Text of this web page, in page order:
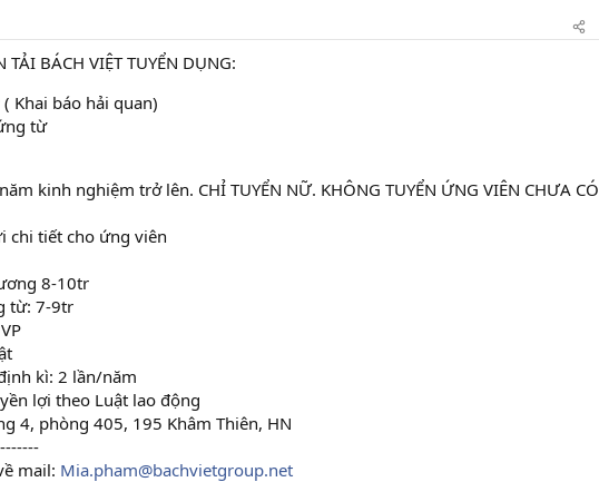
TẢI BÁCH VIỆT TUYỂN DỤNG:
Khai báo hải quan)
từ
kinh nghiệm trở lên. CHỈ TUYỂN NỮ. KHÔNG TUYỂN ỨNG VIÊN CHƯA CÓ
chi tiết cho ứng viên
8-10tr​
từ: 7-9tr​
kì: 2 lần/năm
lợi theo Luật lao động
4, phòng 405, 195 Khâm Thiên, HN
mail: Mia.pham@bachvietgroup.net